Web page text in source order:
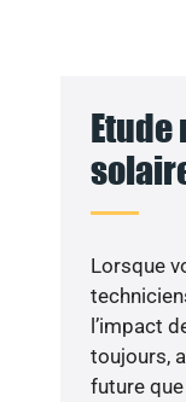
Lorsque
l’impact
toujours,
future